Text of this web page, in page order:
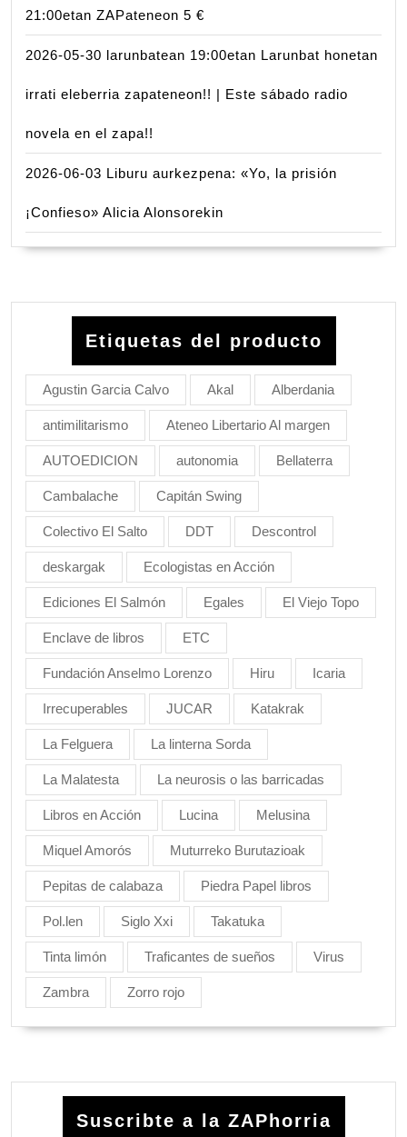
21:00etan ZAPateneon 5 €
2026-05-30 larunbatean 19:00etan Larunbat honetan
irrati eleberria zapateneon!! | Este sábado radio
novela en el zapa!!
2026-06-03 Liburu aurkezpena: «Yo, la prisión
¡Confieso» Alicia Alonsorekin
Etiquetas del producto
Agustin Garcia Calvo Akal Alberdania
antimilitarismo Ateneo Libertario Al margen
AUTOEDICION autonomia Bellaterra
Cambalache Capitán Swing
Colectivo El Salto DDT Descontrol
deskargak Ecologistas en Acción
Ediciones El Salmón Egales El Viejo Topo
Enclave de libros ETC
Fundación Anselmo Lorenzo Hiru Icaria
Irrecuperables JUCAR Katakrak
La Felguera La linterna Sorda
La Malatesta La neurosis o las barricadas
Libros en Acción Lucina Melusina
Miquel Amorós Muturreko Burutazioak
Pepitas de calabaza Piedra Papel libros
Pol.len Siglo Xxi Takatuka
Tinta limón Traficantes de sueños Virus
Zambra Zorro rojo
Suscribte a la ZAPhorria